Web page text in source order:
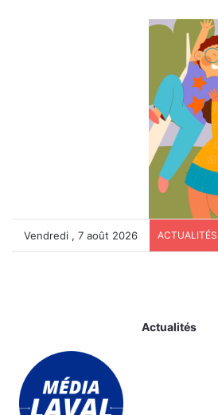
Vendredi , 7 août 2026 ACTUALITÉS
Actualités